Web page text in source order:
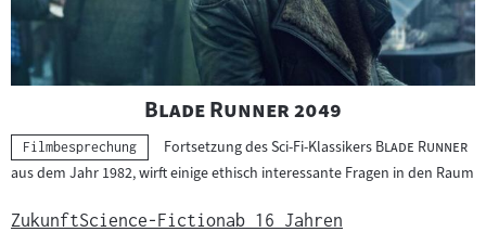
"
Blade Runner 2049
Kategorie:
Filmbesprechung Fortsetzung des Sci-Fi-Klassikers "Blade Runner"
aus dem Jahr 1982, wirft einige ethisch interessante Fragen in den Raum
ZukunftScience-Fictionab 16 Jahren